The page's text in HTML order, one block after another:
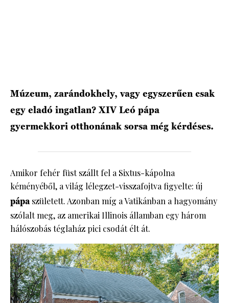
Múzeum, zarándokhely, vagy egyszerűen csak
egy eladó ingatlan? XIV Leó pápa
gyermekkori otthonának sorsa még kérdéses.
Amikor fehér füst szállt fel a Sixtus-kápolna
kéményéből, a világ lélegzet-visszafojtva figyelte: új
pápaszületett. Azonban míg a Vatikánban a hagyomány
szólalt meg, az amerikai Illinois államban egy három
hálószobás téglaház pici csodát élt át.